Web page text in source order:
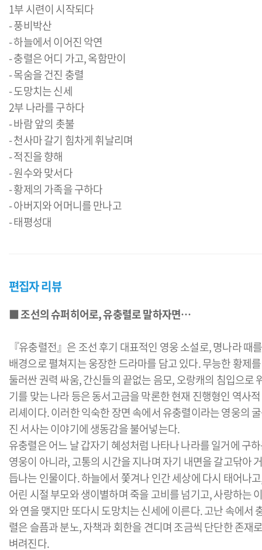
1부 시련이 시작되다
- 풍비박산
- 하늘에서 이어진 악연
- 충렬은 어디 가고, 옥함만이
- 목숨을 건진 충렬
- 도망치는 신세
2부 나라를 구하다
- 바람 앞의 촛불
- 천사마 갈기 힘차게 휘날리며
- 적진을 향해
- 원수와 맞서다
- 황제의 가족을 구하다
- 아버지와 어머니를 만나고
편집자 리뷰
■조선의 슈퍼히어로, 유충렬로 말하자면…
『유충렬전』은 조선 후기 대표적인 영웅 소설로, 명나라 때를
배경으로 펼쳐지는 웅장한 드라마를 담고 있다. 무능한 황제를
둘러싼 권력 싸움, 간신들의 끝없는 음모, 오랑캐의 침입으로
기를 맞는 나라 등은 동서고금을 막론한 현재 진행형인 역사
리셰이다. 이러한 익숙한 장면 속에서 유충렬이라는 영웅의
진 서사는 이야기에 생동감을 불어넣는다.
유충렬은 어느 날 갑자기 혜성처럼 나타나 나라를 일거에 구
영웅이 아니라, 고통의 시간을 지나며 자기 내면을 갈고닦아
듭나는 인물이다. 하늘에서 쫓겨나 인간 세상에 다시 태어나
어린 시절 부모와 생이별하며 죽을 고비를 넘기고, 사랑하는
와 연을 맺지만 또다시 도망치는 신세에 이른다. 고난 속에서
렬은 슬픔과 분노, 자책과 회한을 견디며 조금씩 단단한 존재
벼려진다.